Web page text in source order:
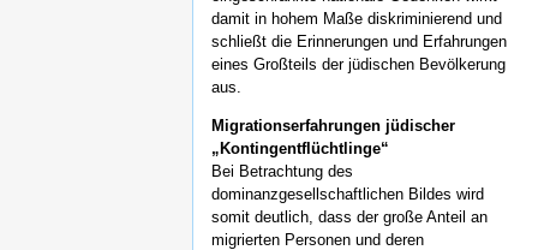
damit in hohem Maße diskriminierend und
schließt die Erinnerungen und Erfahrungen
eines Großteils der jüdischen Bevölkerung
aus.
Migrationserfahrungen jüdischer
„Kontingentflüchtlinge“
Bei Betrachtung des
dominanzgesellschaftlichen Bildes wird
somit deutlich, dass der große Anteil an
migrierten Personen und deren